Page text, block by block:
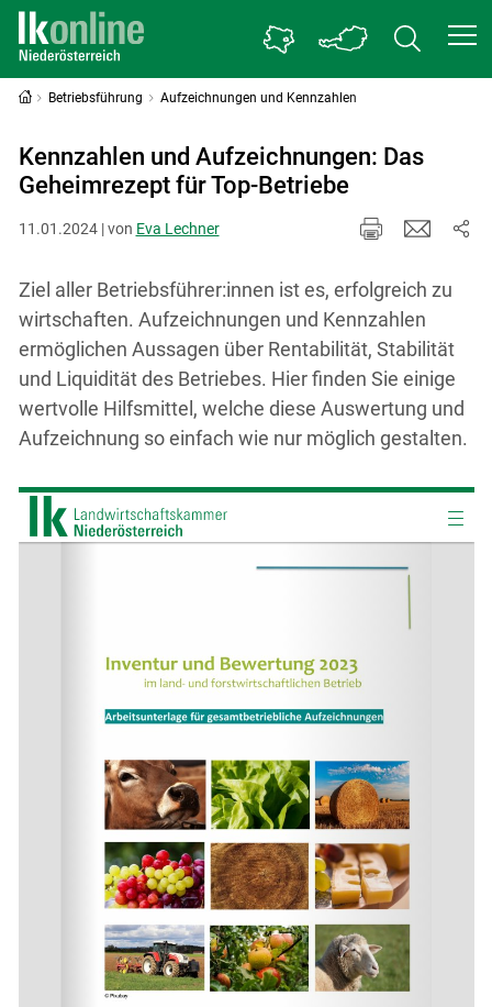
Betriebsführung Aufzeichnungen und Kennzahlen
Kennzahlen und Aufzeichnungen: Das
Geheimrezept für Top-Betriebe
11.01.2024 | von Eva Lechner
Ziel aller Betriebsführer:innen ist es, erfolgreich zu
wirtschaften. Aufzeichnungen und Kennzahlen
ermöglichen Aussagen über Rentabilität, Stabilität
und Liquidität des Betriebes. Hier finden Sie einige
wertvolle Hilfsmittel, welche diese Auswertung und
Aufzeichnung so einfach wie nur möglich gestalten.